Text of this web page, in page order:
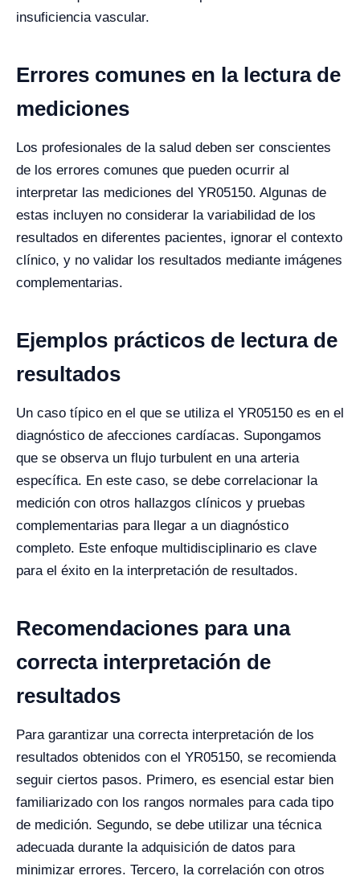
insuficiencia vascular.
Errores comunes en la lectura de
mediciones
Los profesionales de la salud deben ser conscientes
de los errores comunes que pueden ocurrir al
interpretar las mediciones del YR05150. Algunas de
estas incluyen no considerar la variabilidad de los
resultados en diferentes pacientes, ignorar el contexto
clínico, y no validar los resultados mediante imágenes
complementarias.
Ejemplos prácticos de lectura de
resultados
Un caso típico en el que se utiliza el YR05150 es en el
diagnóstico de afecciones cardíacas. Supongamos
que se observa un flujo turbulent en una arteria
específica. En este caso, se debe correlacionar la
medición con otros hallazgos clínicos y pruebas
complementarias para llegar a un diagnóstico
completo. Este enfoque multidisciplinario es clave
para el éxito en la interpretación de resultados.
Recomendaciones para una
correcta interpretación de
resultados
Para garantizar una correcta interpretación de los
resultados obtenidos con el YR05150, se recomienda
seguir ciertos pasos. Primero, es esencial estar bien
familiarizado con los rangos normales para cada tipo
de medición. Segundo, se debe utilizar una técnica
adecuada durante la adquisición de datos para
minimizar errores. Tercero, la correlación con otros